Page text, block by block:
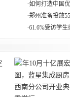
·如何打造中国
·郑州准备投放
·61.6%受访学